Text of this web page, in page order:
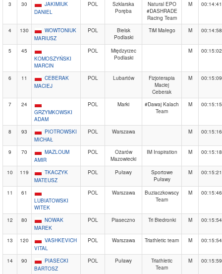
3 30
JAKIMIUK
DANIEL
POL
Szklarska
Poręba
Natural EPO
#DASHRADE
Racing Team
M 00:14:41
4 130
WOWTONIUK
MARIUSZ
POL
Bielsk
Podlaski
TiM Małego M 00:14:58
5
45
KOMOSZYŃSKI
MARCIN
POL
Międzyrzec
Podlaski
M 00:15:02
6 11
CEBERAK
MACIEJ
POL Lubartów
Fizjoterapia
Maciej
Ceberak
M 00:15:09
7
24
GRZYMKOWSKI
ADAM
POL Marki
#Dawaj Kalach
Team
M 00:15:15
8 93
PIOTROWSKI
MICHAŁ
POL Warszawa M 00:15:16
9 70
MAZLOUM
AMIR
POL
Ożarów
Mazowiecki
IM Inspiration M 00:15:18
10 119
TKACZYK
MATEUSZ
POL Puławy
Sportowe
Puławy
M 00:15:21
11
61
LUBIATOWSKI
WITEK
POL Warszawa
Buziaczkowscy
Team
M 00:15:46
12 80
NOWAK
MAREK
POL Piaseczno Tri Biedronki M 00:15:54
13 120
VASHKEVICH
VITAL
POL Warszawa Triathletic team M 00:15:54
14 90
PIASECKI
BARTOSZ
POL Puławy
Triathletic
Team
M 00:15:59